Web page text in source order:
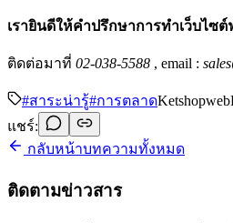
เรายินดีให้คำปรึกษาการทำเว็บไซ
ติดต่อมาที่ 02-038-5588 , email :
#สาระน่ารู้#การตลาดKetshopweb
แชร์:
กลับหน้าบทความทั้งหมด
ติดตามข่าวสาร